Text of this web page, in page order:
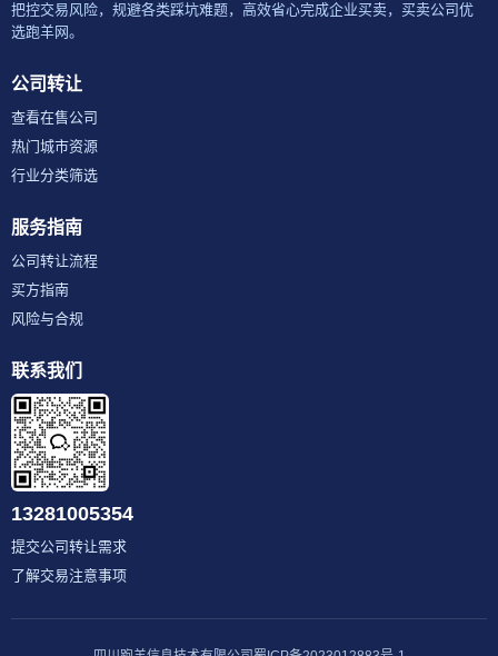
把控交易风险，规避各类踩坑难题，高效省心完成企业买卖，买卖公司优
选跑羊网。
公司转让
查看在售公司
热门城市资源
行业分类筛选
服务指南
公司转让流程
买方指南
风险与合规
联系我们
13281005354
提交公司转让需求
了解交易注意事项